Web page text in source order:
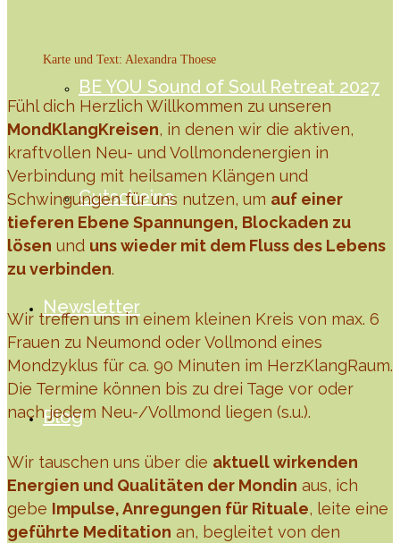
BE YOU Sound of Soul Retreat 2027
Gutscheine
Newsletter
Blog
Karte und Text: Alexandra Thoese
Fühl dich Herzlich Willkommen zu unseren
MondKlangKreisen, in denen wir die aktiven,
kraftvollen Neu- und Vollmondenergien in
Verbindung mit heilsamen Klängen und
Schwingungen für uns nutzen, um auf einer
tieferen Ebene Spannungen, Blockaden zu
lösen und uns wieder mit dem Fluss des Lebens
zu verbinden.
Wir treffen uns in einem kleinen Kreis von max. 6
Frauen zu Neumond oder Vollmond eines
Mondzyklus für ca. 90 Minuten im HerzKlangRaum.
Die Termine können bis zu drei Tage vor oder
nach jedem Neu-/Vollmond liegen (s.u.).
Wir tauschen uns über die aktuell wirkenden
Energien und Qualitäten der Mondin aus, ich
gebe Impulse, Anregungen für Rituale, leite eine
geführte Meditation an, begleitet von den